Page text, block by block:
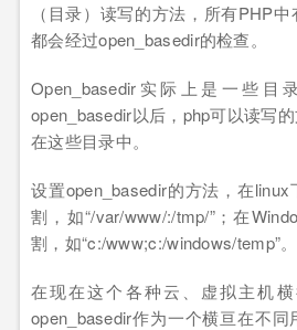
（目录）读写的方法，所有PHP
都会经过open_basedir的检查。
Open_basedir实际上是一些目
open_basedir以后，php可以读写
在这些目录中。
设置open_basedir的方法，在linux
割，如“/var/www/:/tmp/”；在
割，如“c:/www;c:/windows/temp”。
在现在这个各种云、虚拟主机
open_basedir作为一个横亘在不